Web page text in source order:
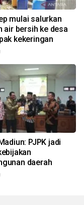
mulai salurkan
air bersih ke desa
kekeringan
PJPK jadi
daerah